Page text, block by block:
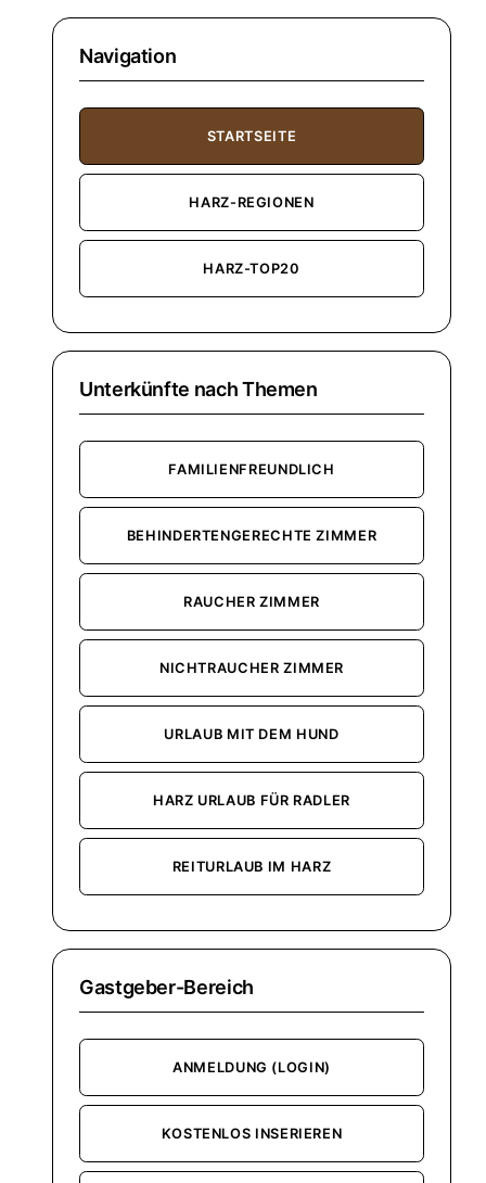
Navigation
STARTSEITE
HARZ-REGIONEN
HARZ-TOP20
Unterkünfte nach Themen
FAMILIENFREUNDLICH
BEHINDERTENGERECHTE ZIMMER
RAUCHER ZIMMER
NICHTRAUCHER ZIMMER
URLAUB MIT DEM HUND
HARZ URLAUB FÜR RADLER
REITURLAUB IM HARZ
Gastgeber-Bereich
ANMELDUNG (LOGIN)
KOSTENLOS INSERIEREN